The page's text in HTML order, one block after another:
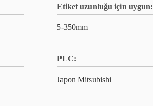
Etiket uzunluğu için uygun:
5-350mm
PLC:
Japon Mitsubishi